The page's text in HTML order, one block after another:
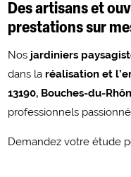
Des artisans et
prestations sur
Nos jardiniers
dans la réalisation et
13190, Bouches-du-
professionnels
Demandez votre étude